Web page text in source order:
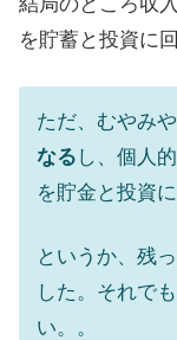
を貯蓄と投資に
ただ、むやみ
なる し、個人
を貯金と投資
というか、残
した。それで
い。。